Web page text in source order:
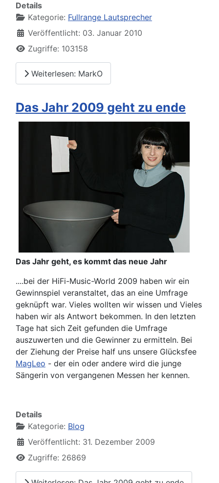
Details
Kategorie: Fullrange Lautsprecher
Veröffentlicht: 03. Januar 2010
Zugriffe: 103158
Weiterlesen: MarkO
Das Jahr 2009 geht zu ende
Das Jahr geht, es kommt das neue Jahr
....bei der HiFi-Music-World 2009 haben wir ein
Gewinnspiel veranstaltet, das an eine Umfrage
geknüpft war. Vieles wollten wir wissen und Vieles
haben wir als Antwort bekommen. In den letzten
Tage hat sich Zeit gefunden die Umfrage
auszuwerten und die Gewinner zu ermitteln. Bei
der Ziehung der Preise half uns unsere Glücksfee
MagLeo - der ein oder andere wird die junge
Sängerin von vergangenen Messen her kennen.
Details
Kategorie: Blog
Veröffentlicht: 31. Dezember 2009
Zugriffe: 26869